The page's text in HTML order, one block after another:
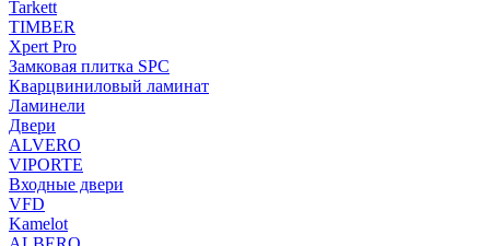
Tarkett
TIMBER
Xpert Pro
Замковая плитка SPC
Кварцвиниловый ламинат
Ламинели
Двери
ALVERO
VIPORTE
Входные двери
VFD
Kamelot